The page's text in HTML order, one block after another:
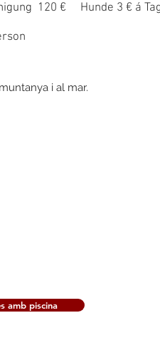
€ Hunde 3 € á
amb piscina
i al mar.